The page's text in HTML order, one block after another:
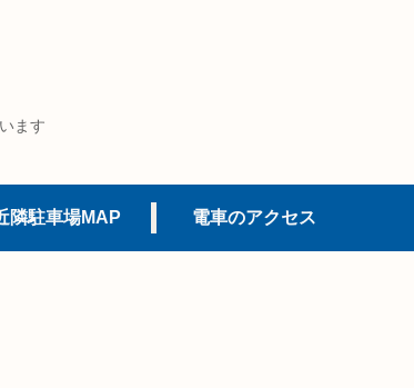
ます
隣駐車場MAP 電車のアクセス